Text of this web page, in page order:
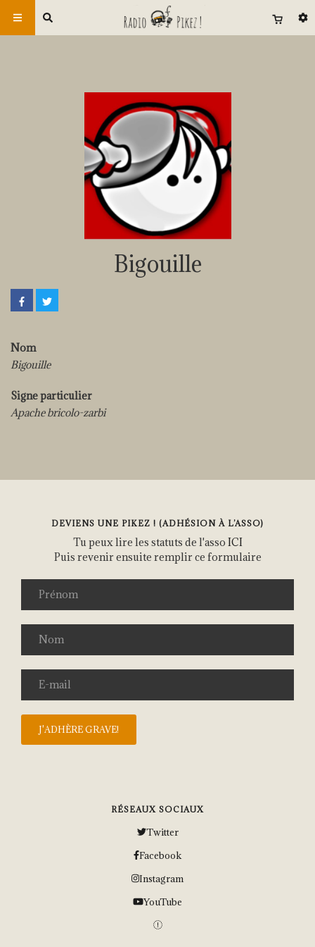
Bigouille
Nom
Bigouille
Signe particulier
Apache bricolo-zarbi
DEVIENS UNE PIKEZ ! (ADHÉSION À L’ASSO)
Tu peux lire les statuts de l'asso ICI
Puis revenir ensuite remplir ce formulaire
RÉSEAUX SOCIAUX
Twitter
Facebook
Instagram
YouTube